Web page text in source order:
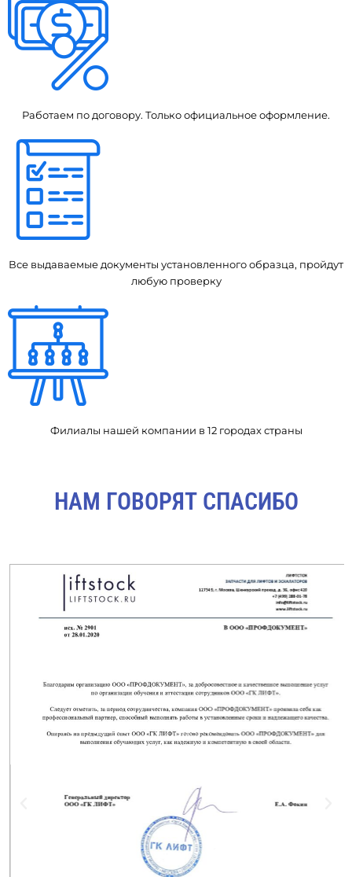
Работаем по договору. Только официальное оформление.
Все выдаваемые документы установленного образца, пройдут
любую проверку
Филиалы нашей компании в 12 городах страны
НАМ ГОВОРЯТ СПАСИБО